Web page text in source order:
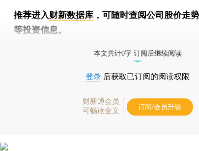
推荐进入财新数据库 ，可随时查阅公司股价走
等投资信息。
本文共计0字 订阅后继续阅读
登录 后获取已订阅的阅读权限
财新通会员
可畅读全文
订阅/会员升级